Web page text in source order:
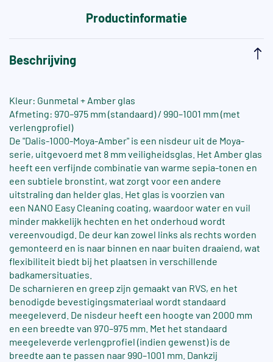
Productinformatie
Beschrijving
Kleur: Gunmetal + Amber glas
Afmeting: 970–975 mm (standaard) / 990–1001 mm (met
verlengprofiel)
De "Dalis-1000-Moya-Amber" is een nisdeur uit de Moya-
serie, uitgevoerd met 8 mm veiligheidsglas. Het Amber glas
heeft een verfijnde combinatie van warme sepia-tonen en
een subtiele bronstint, wat zorgt voor een andere
uitstraling dan helder glas. Het glas is voorzien van
een NANO Easy Cleaning coating, waardoor water en vuil
minder makkelijk hechten en het onderhoud wordt
vereenvoudigd. De deur kan zowel links als rechts worden
gemonteerd en is naar binnen en naar buiten draaiend, wat
flexibiliteit biedt bij het plaatsen in verschillende
badkamersituaties.
De scharnieren en greep zijn gemaakt van RVS, en het
benodigde bevestigingsmateriaal wordt standaard
meegeleverd. De nisdeur heeft een hoogte van 2000 mm
en een breedte van 970–975 mm. Met het standaard
meegeleverde verlengprofiel (indien gewenst) is de
breedte aan te passen naar 990–1001 mm. Dankzij